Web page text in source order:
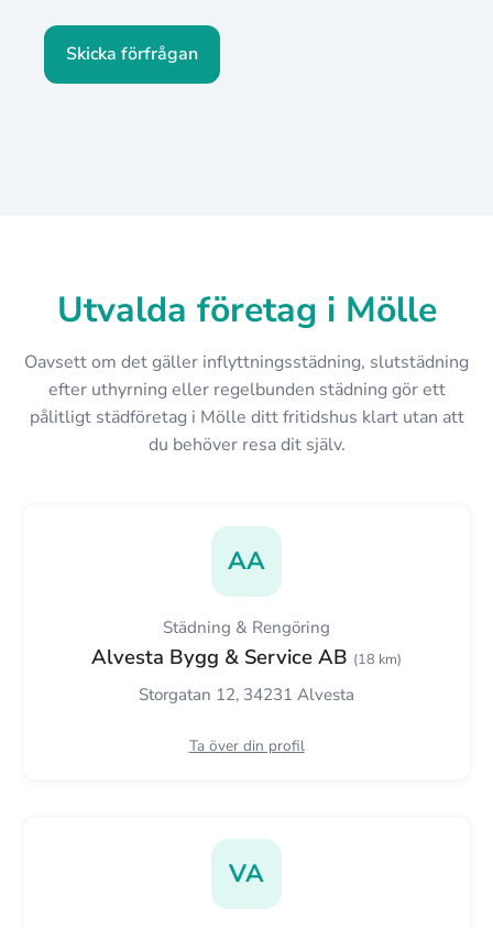
Skicka förfrågan
Utvalda företag i Mölle
Oavsett om det gäller inflyttningsstädning, slutstädning
efter uthyrning eller regelbunden städning gör ett
pålitligt städföretag i Mölle ditt fritidshus klart utan att
du behöver resa dit själv.
AA
Städning & Rengöring
Alvesta Bygg & Service AB (18 km)
Storgatan 12, 34231 Alvesta
Ta över din profil
VA